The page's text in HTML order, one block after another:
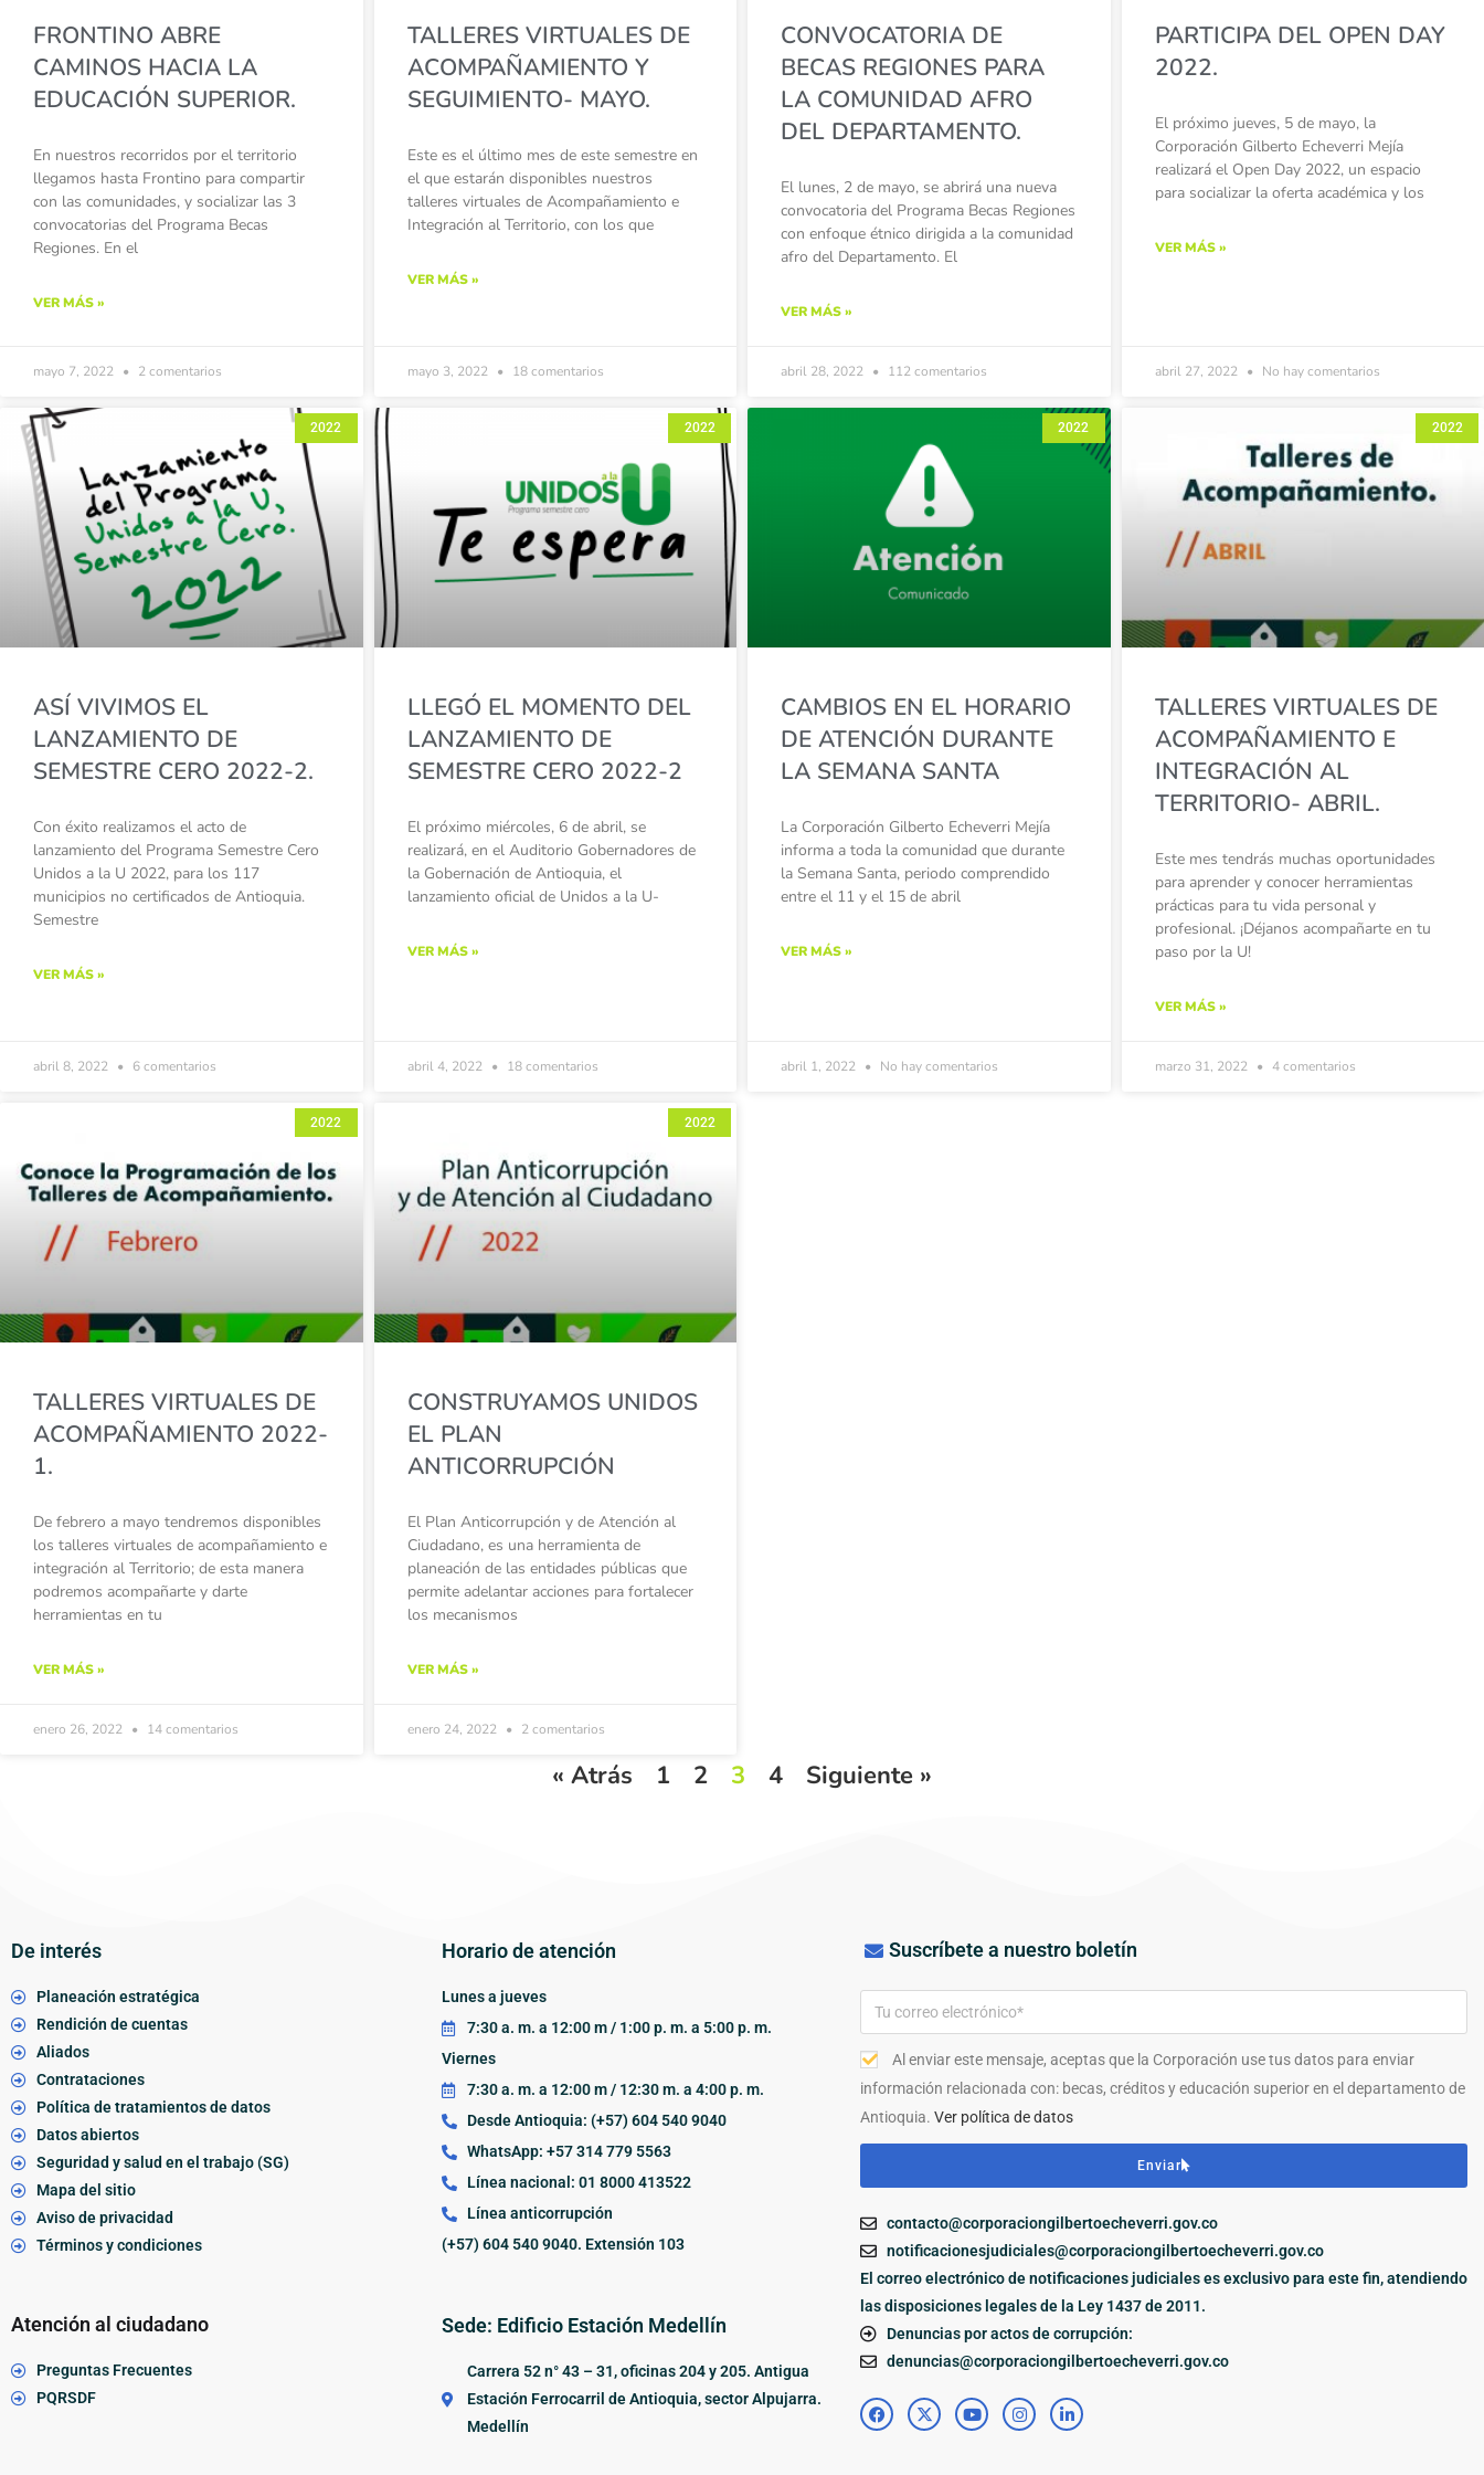
FRONTINO ABRE
CAMINOS HACIA LA
EDUCACIÓN SUPERIOR.
En nuestros recorridos por el territorio
llegamos hasta Frontino para compartir
con las comunidades, y socializar las 3
convocatorias del Programa Becas
Regiones. En el
VER MÁS »
mayo 7, 2022 2 comentarios
TALLERES VIRTUALES DE
ACOMPAÑAMIENTO Y
SEGUIMIENTO- MAYO.
Este es el último mes de este semestre en
el que estarán disponibles nuestros
talleres virtuales de Acompañamiento e
Integración al Territorio, con los que
VER MÁS »
mayo 3, 2022 18 comentarios
CONVOCATORIA DE
BECAS REGIONES PARA
LA COMUNIDAD AFRO
DEL DEPARTAMENTO.
El lunes, 2 de mayo, se abrirá una nueva
convocatoria del Programa Becas Regiones
con enfoque étnico dirigida a la comunidad
afro del Departamento. El
VER MÁS »
abril 28, 2022 112 comentarios
PARTICIPA DEL OPEN DAY
2022.
El próximo jueves, 5 de mayo, la
Corporación Gilberto Echeverri Mejía
realizará el Open Day 2022, un espacio
para socializar la oferta académica y los
VER MÁS »
abril 27, 2022 No hay comentarios
2022
ASÍ VIVIMOS EL
LANZAMIENTO DE
SEMESTRE CERO 2022-2.
Con éxito realizamos el acto de
lanzamiento del Programa Semestre Cero
Unidos a la U 2022, para los 117
municipios no certificados de Antioquia.
Semestre
VER MÁS »
abril 8, 2022 6 comentarios
2022
LLEGÓ EL MOMENTO DEL
LANZAMIENTO DE
SEMESTRE CERO 2022-2
El próximo miércoles, 6 de abril, se
realizará, en el Auditorio Gobernadores de
la Gobernación de Antioquia, el
lanzamiento oficial de Unidos a la U-
VER MÁS »
abril 4, 2022 18 comentarios
2022
CAMBIOS EN EL HORARIO
DE ATENCIÓN DURANTE
LA SEMANA SANTA
La Corporación Gilberto Echeverri Mejía
informa a toda la comunidad que durante
la Semana Santa, periodo comprendido
entre el 11 y el 15 de abril
VER MÁS »
abril 1, 2022 No hay comentarios
2022
TALLERES VIRTUALES DE
ACOMPAÑAMIENTO E
INTEGRACIÓN AL
TERRITORIO- ABRIL.
Este mes tendrás muchas oportunidades
para aprender y conocer herramientas
prácticas para tu vida personal y
profesional. ¡Déjanos acompañarte en tu
paso por la U!
VER MÁS »
marzo 31, 2022 4 comentarios
2022
TALLERES VIRTUALES DE
ACOMPAÑAMIENTO 2022-
1.
De febrero a mayo tendremos disponibles
los talleres virtuales de acompañamiento e
integración al Territorio; de esta manera
podremos acompañarte y darte
herramientas en tu
VER MÁS »
enero 26, 2022 14 comentarios
2022
CONSTRUYAMOS UNIDOS
EL PLAN
ANTICORRUPCIÓN
El Plan Anticorrupción y de Atención al
Ciudadano, es una herramienta de
planeación de las entidades públicas que
permite adelantar acciones para fortalecer
los mecanismos
VER MÁS »
enero 24, 2022 2 comentarios
« Atrás 1 2 3 4 Siguiente »
De interés
Planeación estratégica
Rendición de cuentas
Aliados
Contrataciones
Política de tratamientos de datos
Datos abiertos
Seguridad y salud en el trabajo (SG)
Mapa del sitio
Aviso de privacidad
Términos y condiciones
Atención al ciudadano
Preguntas Frecuentes
PQRSDF
Horario de atención
Lunes a jueves
7:30 a. m. a 12:00 m / 1:00 p. m. a 5:00 p. m.
Viernes
7:30 a. m. a 12:00 m / 12:30 m. a 4:00 p. m.
Desde Antioquia: (+57) 604 540 9040
WhatsApp: +57 314 779 5563
Línea nacional: 01 8000 413522
Línea anticorrupción
(+57) 604 540 9040. Extensión 103
Sede: Edificio Estación Medellín
Carrera 52 n° 43 – 31, oficinas 204 y 205. Antigua
Estación Ferrocarril de Antioquia, sector Alpujarra.
Medellín
Suscríbete a nuestro boletín
Al enviar este mensaje, aceptas que la Corporación use tus datos para enviar
información relacionada con: becas, créditos y educación superior en el departamento de
Antioquia.Ver política de datos
Enviar
contacto@corporaciongilbertoecheverri.gov.co
notificacionesjudiciales@corporaciongilbertoecheverri.gov.co
El correo electrónico de notificaciones judiciales es exclusivo para este fin, atendiendo
las disposiciones legales de la Ley 1437 de 2011.
Denuncias por actos de corrupción:
denuncias@corporaciongilbertoecheverri.gov.co